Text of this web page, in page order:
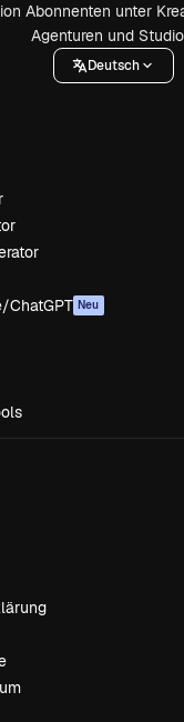
Abonnenten unter
Agenturen und
Deutsch
ChatGPT Neu